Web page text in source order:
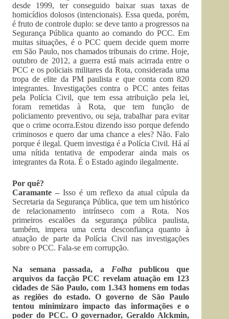
desde 1999, ter conseguido baixar suas taxas de
homicídios dolosos (intencionais). Essa queda, porém,
é fruto de controle duplo: se deve tanto a progressos na
Segurança Pública quanto ao comando do PCC. Em
muitas situações, é o PCC quem decide quem morre
em São Paulo, nos chamados tribunais do crime. Hoje,
outubro de 2012, a guerra está mais acirrada entre o
PCC e os policiais militares da Rota, considerada uma
tropa de elite da PM paulista e que conta com 820
integrantes. Investigações contra o PCC antes feitas
pela Polícia Civil, que tem essa atribuição pela lei,
foram remetidas à Rota, que tem função de
policiamento preventivo, ou seja, trabalhar para evitar
que o crime ocorra.Estou dizendo isso porque defendo
criminosos e quero dar uma chance a eles? Não. Falo
porque é ilegal. Quem investiga é a Polícia Civil. Há aí
uma nítida tentativa de empoderar ainda mais os
integrantes da Rota. É o Estado agindo ilegalmente.
Por quê?
Caramante – Isso é um reflexo da atual cúpula da
Secretaria da Segurança Pública, que tem um histórico
de relacionamento intrínseco com a Rota. Nos
primeiros escalões da segurança pública paulista,
também, impera uma certa desconfiança quanto à
atuação de parte da Polícia Civil nas investigações
sobre o PCC. Fala-se em corrupção.
Na semana passada, a Folhapublicou que
arquivos da facção PCC revelam atuação em 123
cidades de São Paulo, com 1.343 homens em todas
as regiões do estado. O governo de São Paulo
tentou minimizaro impacto das informações e o
poder do PCC. O governador, Geraldo Alckmin,